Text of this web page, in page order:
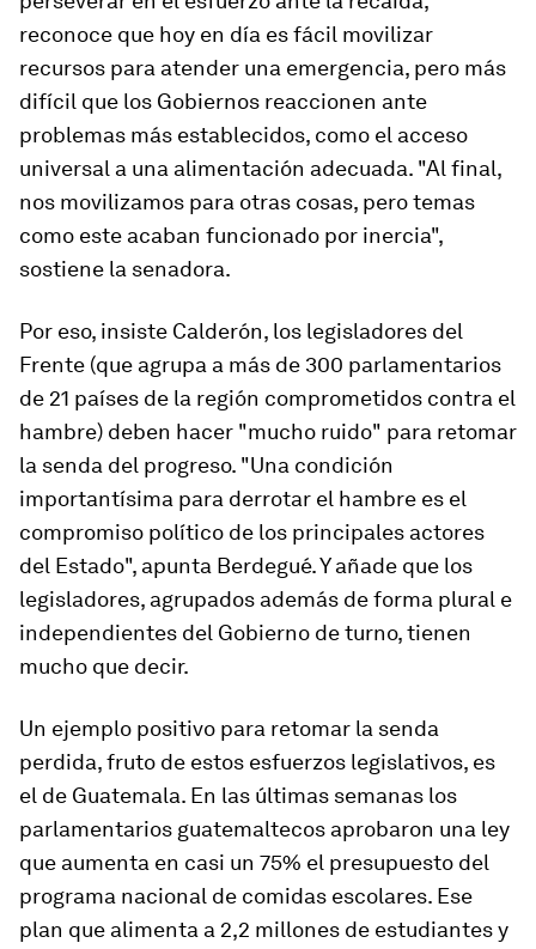
reconoce que hoy en día es fácil movilizar
recursos para atender una emergencia, pero más
difícil que los Gobiernos reaccionen ante
problemas más establecidos, como el acceso
universal a una alimentación adecuada. "Al final,
nos movilizamos para otras cosas, pero temas
como este acaban funcionado por inercia",
sostiene la senadora.
Por eso, insiste Calderón, los legisladores del
Frente (que agrupa a más de 300 parlamentarios
de 21 países de la región comprometidos contra el
hambre) deben hacer "mucho ruido" para retomar
la senda del progreso. "Una condición
importantísima para derrotar el hambre es el
compromiso político de los principales actores
del Estado", apunta Berdegué. Y añade que los
legisladores, agrupados además de forma plural e
independientes del Gobierno de turno, tienen
mucho que decir.
Un ejemplo positivo para retomar la senda
perdida, fruto de estos esfuerzos legislativos, es
el de Guatemala. En las últimas semanas los
parlamentarios guatemaltecos aprobaron una ley
que aumenta en casi un 75% el presupuesto del
programa nacional de comidas escolares. Ese
plan que alimenta a 2,2 millones de estudiantes y